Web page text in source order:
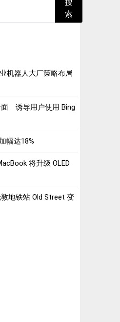
搜
索
机器人大厂策略布局
面 诱导用户使用 Bing
幅达18%
将升级 OLED
地铁站 Old Street 变